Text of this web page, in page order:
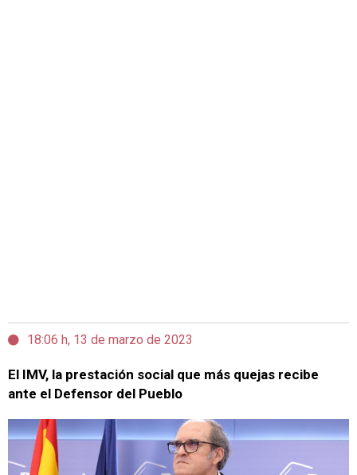
18:06 h, 13 de marzo de 2023
El IMV, la prestación social que más quejas recibe
ante el Defensor del Pueblo